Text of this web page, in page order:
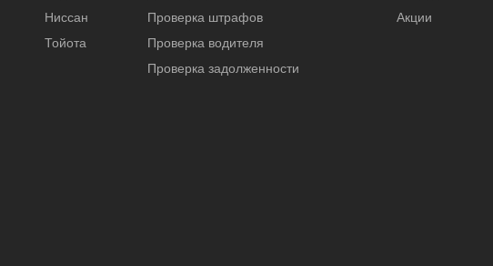
Ниссан
Тойота
Проверка штрафов
Проверка водителя
Проверка задолженности
Акции